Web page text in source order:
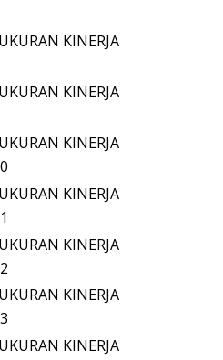
KINERJA
KINERJA
KINERJA
KINERJA
KINERJA
KINERJA
KINERJA